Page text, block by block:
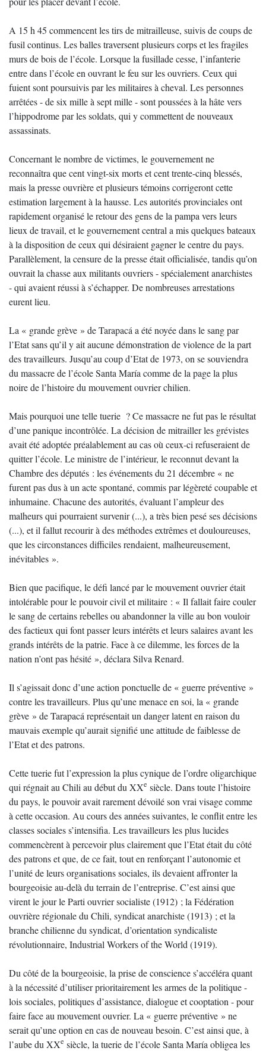
A 15 h 45 commencent les tirs de mitrailleuse, suivis de coups de
fusil continus. Les balles traversent plusieurs corps et les fragiles
murs de bois de l’école. Lorsque la fusillade cesse, l’infanterie
entre dans l’école en ouvrant le feu sur les ouvriers. Ceux qui
fuient sont poursuivis par les militaires à cheval. Les personnes
arrêtées - de six mille à sept mille - sont poussées à la hâte vers
l’hippodrome par les soldats, qui y commettent de nouveaux
assassinats.
Concernant le nombre de victimes, le gouvernement ne
reconnaîtra que cent vingt-six morts et cent trente-cinq blessés,
mais la presse ouvrière et plusieurs témoins corrigeront cette
estimation largement à la hausse. Les autorités provinciales ont
rapidement organisé le retour des gens de la pampa vers leurs
lieux de travail, et le gouvernement central a mis quelques bateaux
à la disposition de ceux qui désiraient gagner le centre du pays.
Parallèlement, la censure de la presse était officialisée, tandis qu’on
ouvrait la chasse aux militants ouvriers - spécialement anarchistes
- qui avaient réussi à s’échapper. De nombreuses arrestations
eurent lieu.
La « grande grève » de Tarapacá a été noyée dans le sang par
l’Etat sans qu’il y ait aucune démonstration de violence de la part
des travailleurs. Jusqu’au coup d’Etat de 1973, on se souviendra
du massacre de l’école Santa María comme de la page la plus
noire de l’histoire du mouvement ouvrier chilien.
Mais pourquoi une telle tuerie ? Ce massacre ne fut pas le résultat
d’une panique incontrôlée. La décision de mitrailler les grévistes
avait été adoptée préalablement au cas où ceux-ci refuseraient de
quitter l’école. Le ministre de l’intérieur, le reconnut devant la
Chambre des députés : les événements du 21 décembre « ne
furent pas dus à un acte spontané, commis par légèreté coupable et
inhumaine. Chacune des autorités, évaluant l’ampleur des
malheurs qui pourraient survenir (...), a très bien pesé ses décisions
(...), et il fallut recourir à des méthodes extrêmes et douloureuses,
que les circonstances difficiles rendaient, malheureusement,
inévitables ».
Bien que pacifique, le défi lancé par le mouvement ouvrier était
intolérable pour le pouvoir civil et militaire : « Il fallait faire couler
le sang de certains rebelles ou abandonner la ville au bon vouloir
des factieux qui font passer leurs intérêts et leurs salaires avant les
grands intérêts de la patrie. Face à ce dilemme, les forces de la
nation n’ont pas hésité », déclara Silva Renard.
Il s’agissait donc d’une action ponctuelle de « guerre préventive »
contre les travailleurs. Plus qu’une menace en soi, la « grande
grève » de Tarapacá représentait un danger latent en raison du
mauvais exemple qu’aurait signifié une attitude de faiblesse de
l’Etat et des patrons.
Cette tuerie fut l’expression la plus cynique de l’ordre oligarchique
qui régnait au Chili au début du XXe siècle. Dans toute l’histoire
du pays, le pouvoir avait rarement dévoilé son vrai visage comme
à cette occasion. Au cours des années suivantes, le conflit entre les
classes sociales s’intensifia. Les travailleurs les plus lucides
commencèrent à percevoir plus clairement que l’Etat était du côté
des patrons et que, de ce fait, tout en renforçant l’autonomie et
l’unité de leurs organisations sociales, ils devaient affronter la
bourgeoisie au-delà du terrain de l’entreprise. C’est ainsi que
virent le jour le Parti ouvrier socialiste (1912) ; la Fédération
ouvrière régionale du Chili, syndicat anarchiste (1913) ; et la
branche chilienne du syndicat, d’orientation syndicaliste
révolutionnaire, Industrial Workers of the World (1919).
Du côté de la bourgeoisie, la prise de conscience s’accéléra quant
à la nécessité d’utiliser prioritairement les armes de la politique -
lois sociales, politiques d’assistance, dialogue et cooptation - pour
faire face au mouvement ouvrier. La « guerre préventive » ne
serait qu’une option en cas de nouveau besoin. C’est ainsi que, à
l’aube du XXe siècle, la tuerie de l’école Santa María obligea les